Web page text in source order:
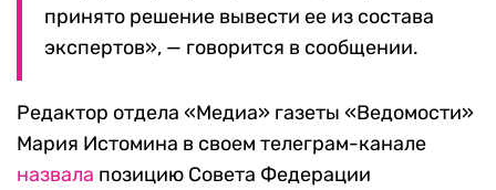
принято решение вывести ее из состава
экспертов», — говорится в сообщении.
Редактор отдела «Медиа» газеты «Ведомости»
Мария Истомина в своем телеграм-канале
назвала позицию Совета Федерации